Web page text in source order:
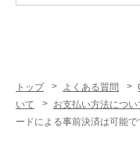
トップ よくある質問
いて
お支払い方法につい
ードによる事前決済は可能で